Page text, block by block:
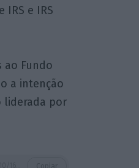
e IRS
ao Fundo
a intenção
liderada por